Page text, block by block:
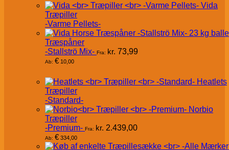
Vida
Træpiller
-Varme Pellets-
Træspåner
-Stallströ Mix- Fra: kr. 73,99
Ab: € 10,00
Heatlets
Træpiller
-Standard-
Norbio
Træpiller
-Premium- Fra: kr. 2.439,00
Ab: € 334,00